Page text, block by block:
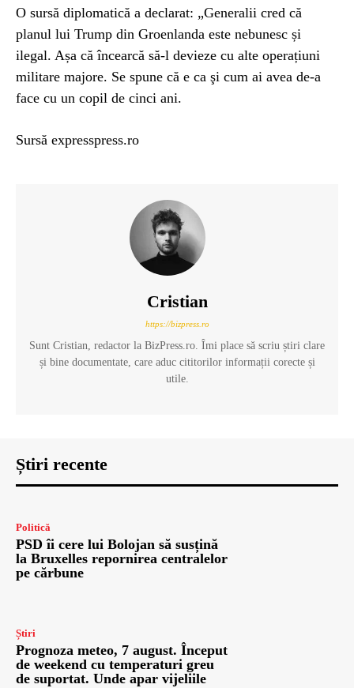
O sursă diplomatică a declarat: „Generalii cred că
planul lui Trump din Groenlanda este nebunesc și
ilegal. Așa că încearcă să-l devieze cu alte operațiuni
militare majore. Se spune că e ca şi cum ai avea de-a
face cu un copil de cinci ani.
Sursă expresspress.ro
Cristian
https://bizpress.ro
Sunt Cristian, redactor la BizPress.ro. Îmi place să scriu știri clare
și bine documentate, care aduc cititorilor informații corecte și
utile.
Știri recente
Politică
PSD îi cere lui Bolojan să susțină
la Bruxelles repornirea centralelor
pe cărbune
Știri
Prognoza meteo, 7 august. Început
de weekend cu temperaturi greu
de suportat. Unde apar vijeliile